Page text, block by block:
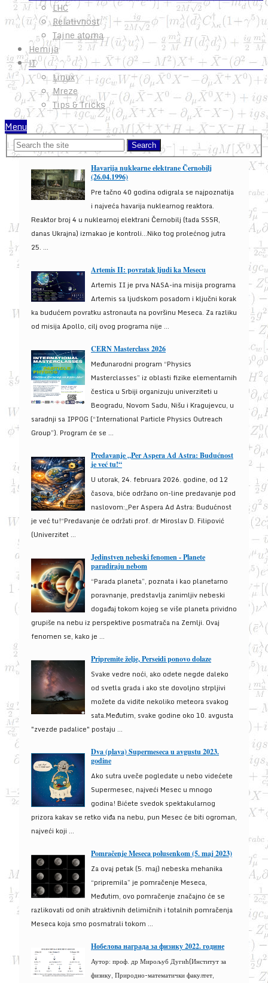
LHC
Relativnost
Tajne atoma
Hemija
IT
Linux
Mreze
Tips & Tricks
Menu
Havarija nuklearne elektrane Černobilj
(26.04.1996)
Pre tačno 40 godina odigrala se najpoznatija
i najveća havarija nuklearnog reaktora.
Reaktor broj 4 u nuklearnoj elektrani Černobilj (tada SSSR,
danas Ukrajna) izmakao je kontroli...Niko tog prolećnog jutra
25. ...
Artemis II: povratak ljudi ka Mesecu
Artemis II je prva NASA-ina misija programa
Artemis sa ljudskom posadom i ključni korak
ka budućem povratku astronauta na površinu Meseca. Za razliku
od misija Apollo, cilj ovog programa nije ...
CERN Masterclass 2026
Međunarodni program “Physics
Masterclasses” iz oblasti fizike elementarnih
čestica u Srbiji organizuju univerziteti u
Beogradu, Novom Sadu, Nišu i Kragujevcu, u
saradnji sa IPPOG (“International Particle Physics Outreach
Group”). Program će se ...
Predavanje „Per Aspera Ad Astra: Budućnost
je već tu!“
U utorak, 24. februara 2026. godine, od 12
časova, biće održano on-line predavanje pod
naslovom:„Per Aspera Ad Astra: Budućnost
je već tu!“Predavanje će održati prof. dr Miroslav D. Filipović
(Univerzitet ...
Jedinstven nebeski fenomen - Planete
paradiraju nebom
“Parada planeta”, poznata i kao planetarno
poravnanje, predstavlja zanimljiv nebeski
događaj tokom kojeg se više planeta prividno
grupiše na nebu iz perspektive posmatrača na Zemlji. Ovaj
fenomen se, kako je ...
Pripremite želje, Perseidi ponovo dolaze
Svake vedre noći, ako odete negde daleko
od svetla grada i ako ste dovoljno strpljivi
možete da vidite nekoliko meteora svakog
sata.Međutim, svake godine oko 10. avgusta
"zvezde padalice" postaju ...
Dva (plava) Supermeseca u avgustu 2023.
godine
Ako sutra uveče pogledate u nebo videćete
Supermesec, najveći Mesec u mnogo
godina! Bićete svedok spektakularnog
prizora kakav se retko viđa na nebu, pun Mesec će biti ogroman,
najveći koji ...
Pomračenje Meseca polusenkom (5. maj 2023)
Za ovaj petak (5. maj) nebeska mehanika
“pripremila” je pomračenje Meseca,
Međutim, ovo pomračenje značajno će se
razlikovati od onih atraktivnih delimičnih i totalnih pomračenja
Meseca koja smo posmatrali tokom ...
Нобелова награда за физику 2022. године
Аутор: проф. др Мирољуб Дугић(Институт за
физику, Природно-математички факултет,